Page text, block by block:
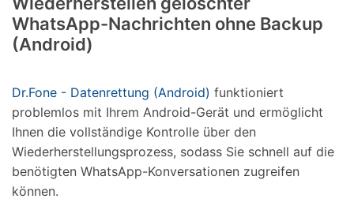
WhatsApp-Nachrichten ohne Backup
(Android)
Dr.Fone - Datenrettung (Android) funktioniert
problemlos mit Ihrem Android-Gerät und ermöglicht
Ihnen die vollständige Kontrolle über den
Wiederherstellungsprozess, sodass Sie schnell auf die
benötigten WhatsApp-Konversationen zugreifen
können.